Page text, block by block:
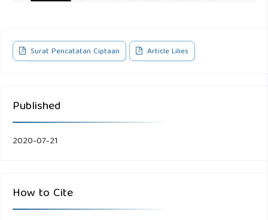
Surat Pencatatan Ciptaan Article Lilies
Published
2020-07-21
How to Cite